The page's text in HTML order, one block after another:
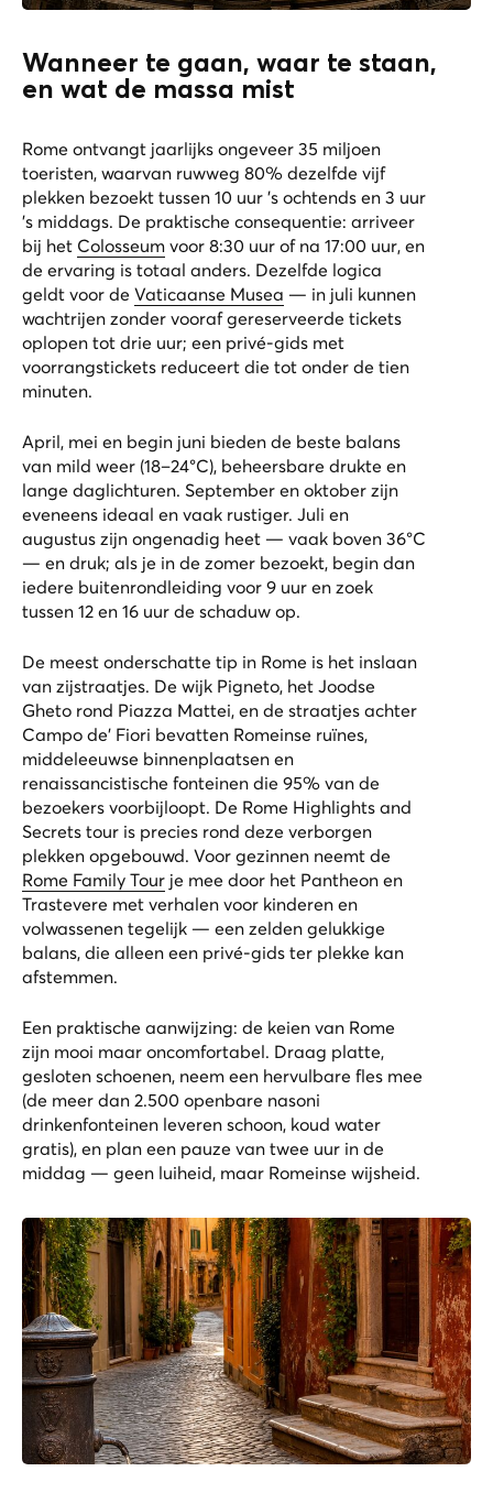
Wanneer te gaan, waar te staan,
en wat de massa mist
Rome ontvangt jaarlijks ongeveer 35 miljoen
toeristen, waarvan ruwweg 80% dezelfde vijf
plekken bezoekt tussen 10 uur 's ochtends en 3 uur
's middags. De praktische consequentie: arriveer
bij het Colosseum voor 8:30 uur of na 17:00 uur, en
de ervaring is totaal anders. Dezelfde logica
geldt voor de Vaticaanse Musea — in juli kunnen
wachtrijen zonder vooraf gereserveerde tickets
oplopen tot drie uur; een privé-gids met
voorrangstickets reduceert die tot onder de tien
minuten.
April, mei en begin juni bieden de beste balans
van mild weer (18–24°C), beheersbare drukte en
lange daglichturen. September en oktober zijn
eveneens ideaal en vaak rustiger. Juli en
augustus zijn ongenadig heet — vaak boven 36°C
— en druk; als je in de zomer bezoekt, begin dan
iedere buitenrondleiding voor 9 uur en zoek
tussen 12 en 16 uur de schaduw op.
De meest onderschatte tip in Rome is het inslaan
van zijstraatjes. De wijk Pigneto, het Joodse
Gheto rond Piazza Mattei, en de straatjes achter
Campo de' Fiori bevatten Romeinse ruïnes,
middeleeuwse binnenplaatsen en
renaissancistische fonteinen die 95% van de
bezoekers voorbijloopt. De Rome Highlights and
Secrets tour is precies rond deze verborgen
plekken opgebouwd. Voor gezinnen neemt de
Rome Family Tour je mee door het Pantheon en
Trastevere met verhalen voor kinderen en
volwassenen tegelijk — een zelden gelukkige
balans, die alleen een privé-gids ter plekke kan
afstemmen.
Een praktische aanwijzing: de keien van Rome
zijn mooi maar oncomfortabel. Draag platte,
gesloten schoenen, neem een hervulbare fles mee
(de meer dan 2.500 openbare nasoni
drinkenfonteinen leveren schoon, koud water
gratis), en plan een pauze van twee uur in de
middag — geen luiheid, maar Romeinse wijsheid.